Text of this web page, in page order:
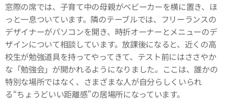
窓際の席では、子育て中の母親がベビーカーを横に置き、ほ
っと一息ついています。隣のテーブルでは、フリーランスの
デザイナーがパソコンを開き、時折オーナーとメニューのデ
ザインについて相談しています。放課後になると、近くの高
校生が勉強道具を持ってやってきて、テスト前にはささやか
な「勉強会」が開かれるようになりました。ここは、誰かの
特別な場所ではなく、さまざまな人が自分らしくいられ
る“ちょうどいい距離感”の居場所になっています。